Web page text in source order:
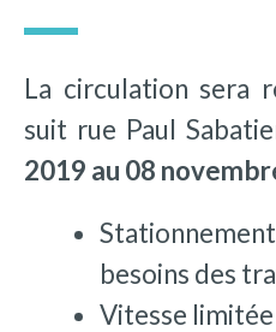
La circulation sera
suit rue Paul
2019 au 08
besoins des
Vitesse